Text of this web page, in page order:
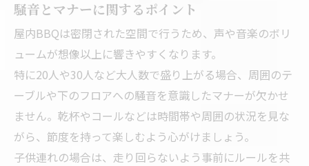
騒音とマナーに関するポイント
屋内BBQは密閉された空間で行うため、声や音楽のボリ
ュームが想像以上に響きやすくなります。
特に20人や30人など大人数で盛り上がる場合、周囲のテ
ーブルや下のフロアへの騒音を意識したマナーが欠かせ
ません。乾杯やコールなどは時間帯や周囲の状況を見な
がら、節度を持って楽しむよう心がけましょう。
子供連れの場合は、走り回らないよう事前にルールを共